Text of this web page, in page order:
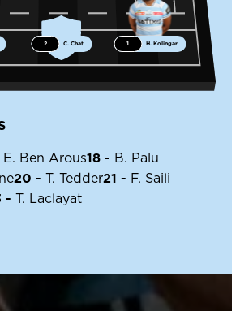
1 H. Kolingar
2 C. Chat
E. Ben Arous18 - B. Palu
20 - T. Tedder21 - F. Saili
- T. Laclayat